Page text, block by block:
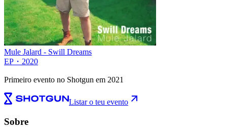
Mule Jalard - Swill Dreams
EP ・ 2020
Primeiro evento no Shotgun em 2021
Listar o teu evento
Sobre